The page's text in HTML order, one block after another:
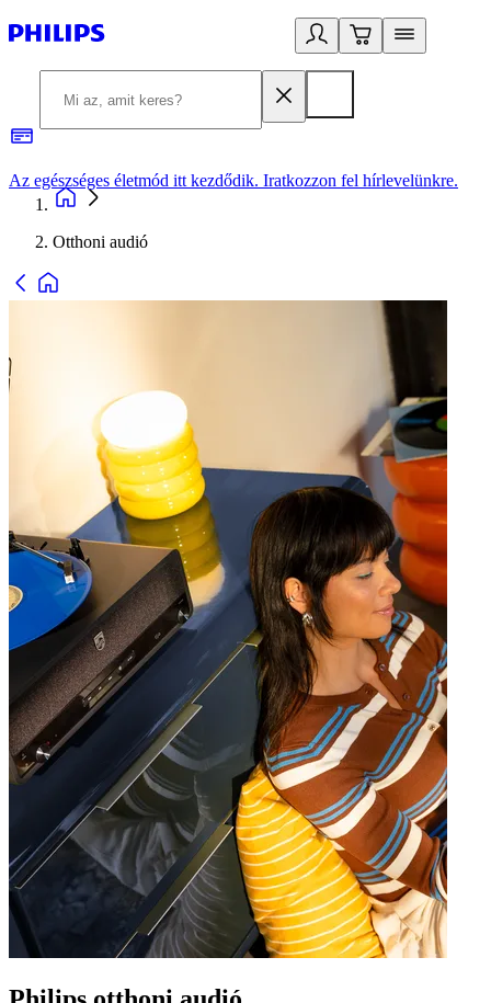
Az egészséges életmód itt kezdődik. Iratkozzon fel hírlevelünkre.
Otthoni audió